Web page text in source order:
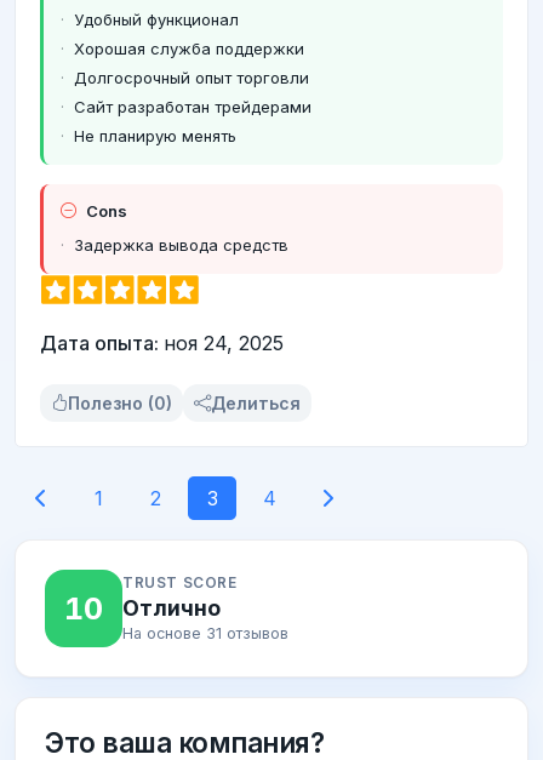
Удобный функционал
Хорошая служба поддержки
Долгосрочный опыт торговли
Сайт разработан трейдерами
Не планирую менять
Cons
Задержка вывода средств
Дата опыта: ноя 24, 2025
Полезно (0) Делиться
1 2 3 4
10
TRUST SCORE
Отлично
На основе 31 отзывов
Это ваша компания?